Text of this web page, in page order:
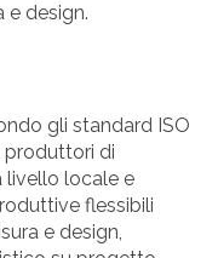
e design.
gli standard ISO
produttori di
livello locale e
flessibili
e design,